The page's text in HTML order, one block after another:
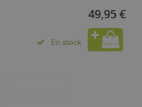
49,95 €
En stock